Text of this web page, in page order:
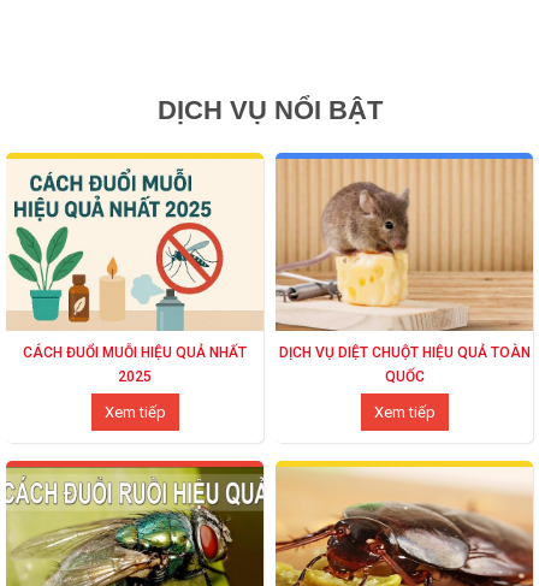
DỊCH VỤ NỔI BẬT
CÁCH ĐUỔI MUỖI HIỆU QUẢ NHẤT
2025
Xem tiếp
DỊCH VỤ DIỆT CHUỘT HIỆU QUẢ TOÀN
QUỐC
Xem tiếp